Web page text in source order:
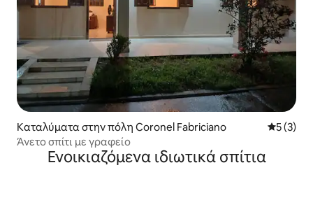
Καταλύματα στην πόλη Coronel Fabriciano Μέση
5 (3)
Άνετο σπίτι με γραφείο
Ενοικιαζόμενα ιδιωτικά σπίτια